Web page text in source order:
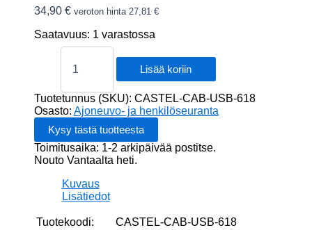
34,90 € veroton hinta 27,81 €
Saatavuus: 1 varastossa
CASTEL
cable
for
IDD-
618W
määrä
Lisää koriin
Tuotetunnus (SKU): CASTEL-CAB-USB-618
Osasto: Ajoneuvo- ja henkilöseuranta
Toimitusaika: 1-2 arkipäivää postitse.
Nouto Vantaalta heti.
Kuvaus
Lisätiedot
Tuotekoodi:
CASTEL-CAB-USB-618